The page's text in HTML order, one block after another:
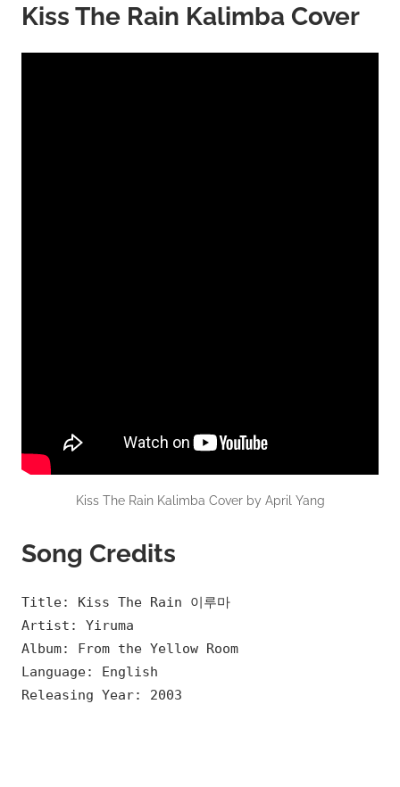
Kiss The Rain Kalimba Cover
Kiss The Rain Kalimba Cover by April Yang
Song Credits
Title: Kiss The Rain 이루마
Artist: Yiruma
Album: From the Yellow Room
Language: English
Releasing Year: 2003